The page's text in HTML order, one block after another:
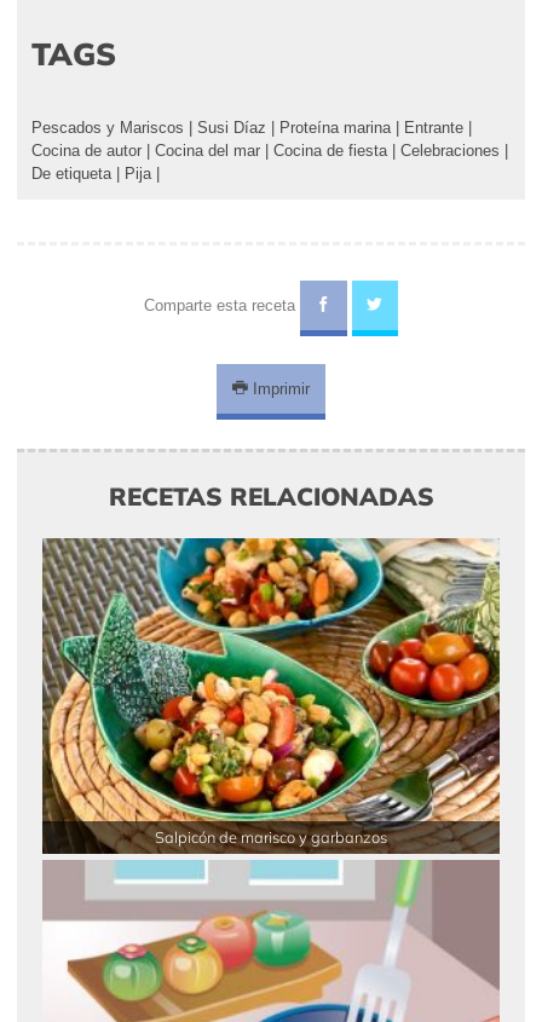
TAGS
Pescados y Mariscos Susi Díaz Proteína marina| Entrante
Cocina de autor
Cocina del mar Cocina de fiesta| Celebraciones
De etiqueta| Pija|
Comparte esta receta
Imprimir
RECETAS RELACIONADAS
Salpicón de marisco y garbanzos